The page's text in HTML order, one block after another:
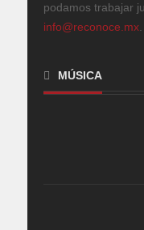
podamos trabajar
info@reconoce.mx
MÚSICA